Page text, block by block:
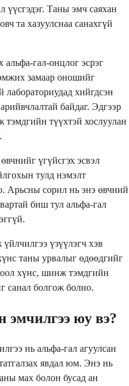
үүсгэдэг. Таны эмч саяхан
та хазуулснаа санахгүй
гал-онцлог эсрэг
замаар оношийг
лабораториудад хийгдсэн
байдаг. Эдгээр
түүхтэй хослуулан
үгүйсгэх эсвэл
тулд нэмэлт
Арьсны сорил нь энэ өвчний
биш тул альфа-гал
үзүүлэгч хэв
таны урвалыг өдөөдгийг
хүнс, шинж тэмдгийн
санал болгож болно.
юу вэ?
нь альфа-гал агуулсан
явдал юм. Энэ нь
мах болон бусад ан